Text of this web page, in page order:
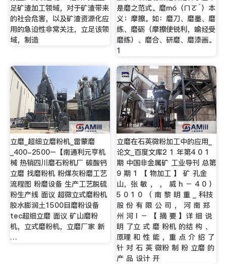
足矿渣加工领域，对于矿渣带来
的社会危害，以及矿渣资源化应
用的急迫性非常关注，立足该领
域，制造
是磨之范式。磨mó（ㄇㄛˊ）本
义：摩擦。如：磨刀、磨墨、磨
练、磨砺（摩擦使锐利，喻经受
磨练）、磨合、研磨、磨漆画。
1
立磨_超细立磨粉机_雷蒙磨
_400-2500–【南通利元亨机
械 热销四川磨石粉机厂 碳酸钙
立磨 找磨粉机 粉煤灰粉磨工艺
流程图 粉磨设备 生产工艺脱硫
粉生产线 面议 超微立式磨粉机
胶水膨润土1500目磨粉设备
tec超细立磨 面议 矿山磨粉
机，立式磨粉机，立磨厂家 新
…
立磨在石英微粉加工中的应用_
论文_百度文库2 1 年第4 0 1
期 中国非金属矿 工业导刊 总第
9 期 1 【 物加工 】 矿 孔金
山，张 敏 ， ， 威 h － 4 0 ）
5 0 1 0 （ 南 黎 明 重 _ 科技
股 份 有 限 公 司 ， 河 南 郑
州 河 I － 【 摘 要 】详 细 说
明 了立 式 磨 粉机 的结 构 、
原理 和 性 能 ，重 点 介 绍 了
针 对 石 英 微粉 制 粉 立磨 的
产 品 设计 开